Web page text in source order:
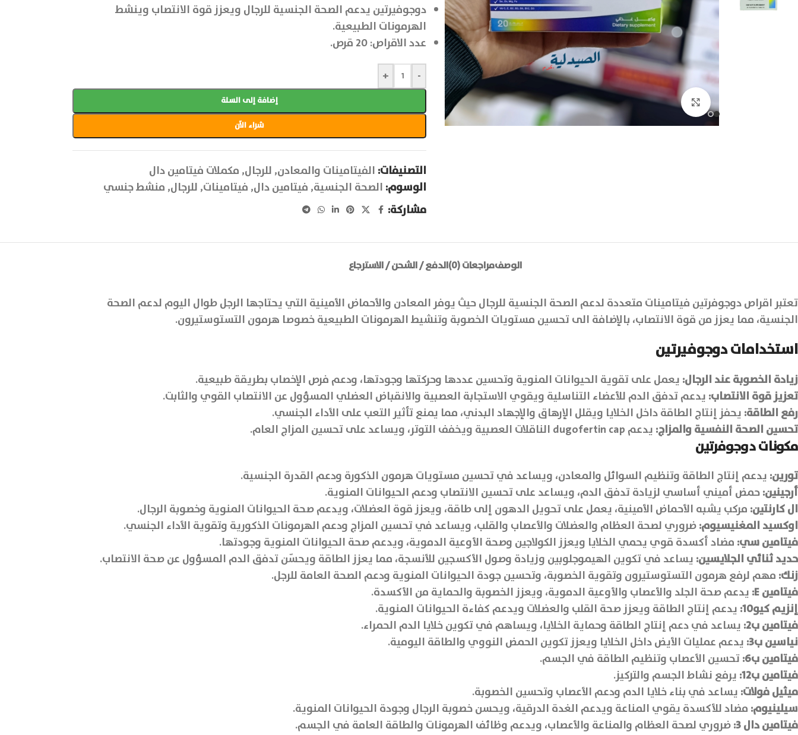
انقر للتكبير
دوجوفيرتين يدعم الصحة الجنسية للرجال ويعزز قوة الانتصاب وينشط
الهرمونات الطبيعية.
عدد الاقراص: 20 قرص.
-
+
إضافة إلى السلة
شراء الآن
التصنيفات: الفيتامينات والمعادن, للرجال, مكملات فيتامين دال
الوسوم: الصحة الجنسية, فيتامين دال, فيتامينات, للرجال, منشط جنسي
مشاركة:
الوصفمراجعات (0) الدفع / الشحن / الاسترجاع
تعتبر اقراص دوجوفرتين فيتامينات متعددة لدعم الصحة الجنسية للرجال حيث يوفر المعادن والأحماض الأمينية التي يحتاجها الرجل طوال اليوم لدعم الصحة
الجنسية، مما يعزز من قوة الانتصاب، بالإضافة الى تحسين مستويات الخصوبة وتنشيط الهرمونات الطبيعية خصوصا هرمون التستوستيرون.
استخدامات دوجوفيرتين
زيادة الخصوبة عند الرجال: يعمل على تقوية الحيوانات المنوية وتحسين عددها وحركتها وجودتها، ودعم فرص الإخصاب بطريقة طبيعية.
تعزيز قوة الانتصاب: يدعم تدفق الدم للأعضاء التناسلية ويقوي الاستجابة العصبية والانقباض العضلي المسؤول عن الانتصاب القوي والثابت.
رفع الطاقة: يحفز إنتاج الطاقة داخل الخلايا ويقلل الإرهاق والإجهاد البدني، مما يمنع تأثير التعب على الأداء الجنسي.
تحسين الصحة النفسية والمزاج: يدعم dugofertin cap الناقلات العصبية ويخفف التوتر، ويساعد على تحسين المزاج العام.
مكونات دوجوفرتين
تورين: يدعم إنتاج الطاقة وتنظيم السوائل والمعادن، ويساعد في تحسين مستويات هرمون الذكورة ودعم القدرة الجنسية.
أرجينين:حمض أميني أساسي لزيادة تدفق الدم، ويساعد على تحسين الانتصاب ودعم الحيوانات المنوية.
ال كارنتين: مركب يشبه الأحماض الأمينية، يعمل على تحويل الدهون إلى طاقة، ويعزز قوة العضلات، ويدعم صحة الحيوانات المنوية وخصوبة الرجال.
اوكسيد المغنيسيوم:ضروري لصحة العظام والعضلات والأعصاب والقلب، ويساعد في تحسين المزاج ودعم الهرمونات الذكورية وتقوية الأداء الجنسي.
فيتامين سي: مضاد أكسدة قوي يحمي الخلايا ويعزز الكولاجين وصحة الأوعية الدموية، ويدعم صحة الحيوانات المنوية وجودتها.
حديد ثنائي الجلايسين: يساعد في تكوين الهيموجلوبين وزيادة وصول الأكسجين للأنسجة، مما يعزز الطاقة ويحسّن تدفق الدم المسؤول عن صحة الانتصاب.
زنك: مهم لرفع هرمون التستوستيرون وتقوية الخصوبة، وتحسين جودة الحيوانات المنوية ودعم الصحة العامة للرجل.
فيتامينE
: يدعم صحة الجلد والأعصاب والأوعية الدموية، ويعزز الخصوبة والحماية من الأكسدة.
إنزيم كيو10:
يدعم إنتاج الطاقة ويعزز صحة القلب والعضلات ويدعم كفاءة الحيوانات المنوية.
فيتامين ب2:
يساعد في دعم إنتاج الطاقة وحماية الخلايا، ويساهم في تكوين خلايا الدم الحمراء.
نياسين ب3:
يدعم عمليات الأيض داخل الخلايا ويعزز تكوين الحمض النووي والطاقة اليومية.
فيتامين ب6:
تحسين الأعصاب وتنظيم الطاقة في الجسم.
فيتامين ب12:
يرفع نشاط الجسم والتركيز.
ميثيل فولات: يساعد في بناء خلايا الدم ودعم الأعصاب وتحسين الخصوبة.
سيلينيوم: مضاد للأكسدة يقوي المناعة ويدعم الغدة الدرقية، ويحسن خصوبة الرجال وجودة الحيوانات المنوية.
فيتامين دال 3:
ضروري لصحة العظام والمناعة والأعصاب، ويدعم وظائف الهرمونات والطاقة العامة في الجسم.